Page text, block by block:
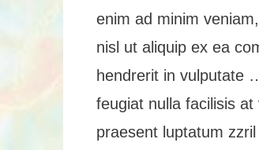
enim ad minim
nisl ut aliquip ex ea
hendrerit in vulputate
feugiat nulla facilisis
praesent luptatum